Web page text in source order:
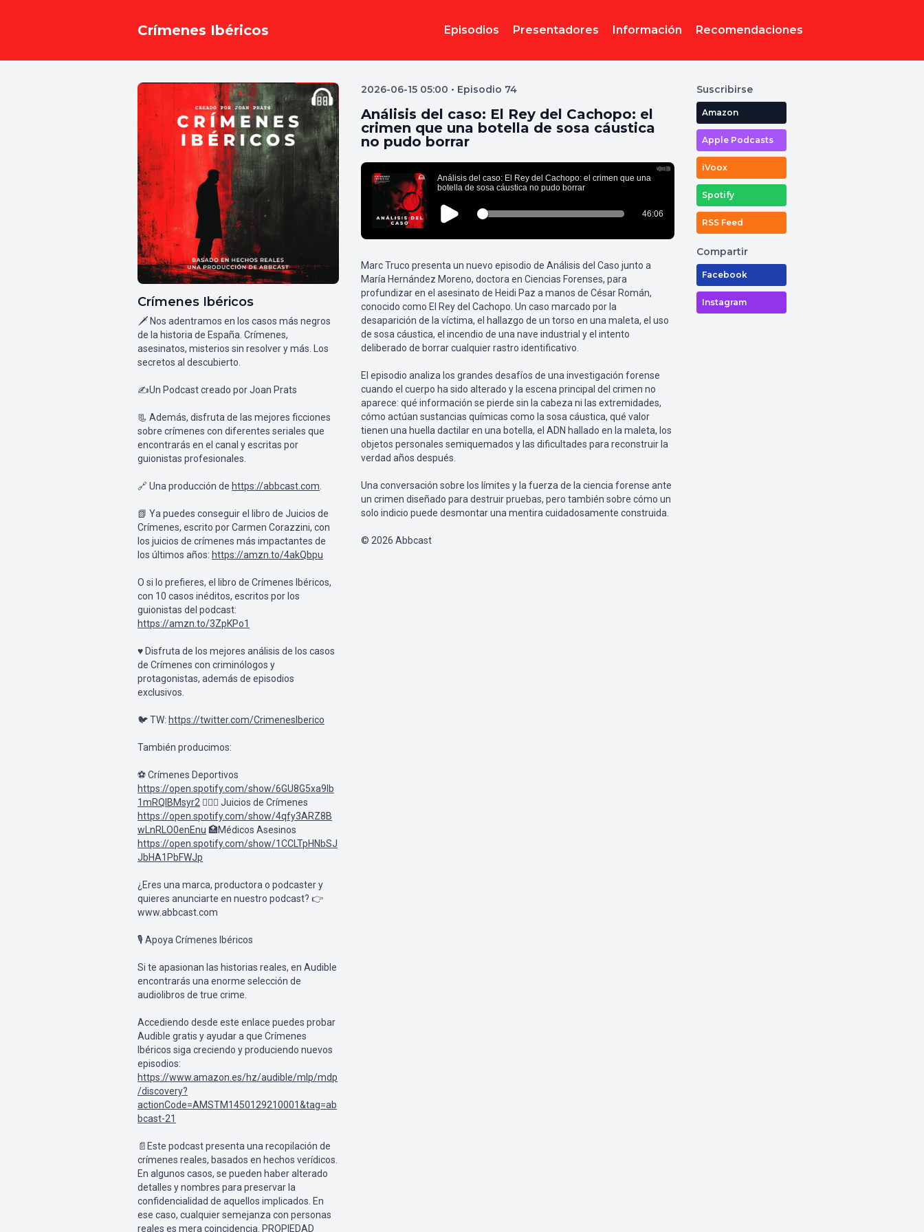
Crímenes Ibéricos Episodios Presentadores Información Recomendaciones
Crímenes Ibéricos
🗡️ Nos adentramos en los casos más negros
de la historia de España. Crímenes,
asesinatos, misterios sin resolver y más. Los
secretos al descubierto.
✍Un Podcast creado por Joan Prats
📃 Además, disfruta de las mejores ficciones
sobre crímenes con diferentes seriales que
encontrarás en el canal y escritas por
guionistas profesionales.
🔗 Una producción de https://abbcast.com.
📗 Ya puedes conseguir el libro de Juicios de
Crímenes, escrito por Carmen Corazzini, con
los juicios de crímenes más impactantes de
los últimos años: https://amzn.to/4akQbpu
O si lo prefieres, el libro de Crímenes Ibéricos,
con 10 casos inéditos, escritos por los
guionistas del podcast:
https://amzn.to/3ZpKPo1
♥️ Disfruta de los mejores análisis de los casos
de Crímenes con criminólogos y
protagonistas, además de episodios
exclusivos.
🐦 TW: https://twitter.com/CrimenesIberico
También producimos:
⚽ Crímenes Deportivos
https://open.spotify.com/show/6GU8G5xa9lb
1mRQlBMsyr2 👩🏼‍⚖️ Juicios de Crímenes
https://open.spotify.com/show/4qfy3ARZ8B
wLnRLO0enEnu 🏥Médicos Asesinos
https://open.spotify.com/show/1CCLTpHNbSJ
JbHA1PbFWJp
¿Eres una marca, productora o podcaster y
quieres anunciarte en nuestro podcast? 👉
www.abbcast.com
🎙 Apoya Crímenes Ibéricos
Si te apasionan las historias reales, en Audible
encontrarás una enorme selección de
audiolibros de true crime.
Accediendo desde este enlace puedes probar
Audible gratis y ayudar a que Crímenes
Ibéricos siga creciendo y produciendo nuevos
episodios:
https://www.amazon.es/hz/audible/mlp/mdp
/discovery?
actionCode=AMSTM1450129210001&tag=ab
bcast-21
📄Este podcast presenta una recopilación de
crímenes reales, basados en hechos verídicos.
En algunos casos, se pueden haber alterado
detalles y nombres para preservar la
confidencialidad de aquellos implicados. En
ese caso, cualquier semejanza con personas
reales es mera coincidencia. PROPIEDAD
2026-06-15 05:00 • Episodio 74
Análisis del caso: El Rey del Cachopo: el
crimen que una botella de sosa cáustica
no pudo borrar
Marc Truco presenta un nuevo episodio de Análisis del Caso junto a
María Hernández Moreno, doctora en Ciencias Forenses, para
profundizar en el asesinato de Heidi Paz a manos de César Román,
conocido como El Rey del Cachopo. Un caso marcado por la
desaparición de la víctima, el hallazgo de un torso en una maleta, el uso
de sosa cáustica, el incendio de una nave industrial y el intento
deliberado de borrar cualquier rastro identificativo.
El episodio analiza los grandes desafíos de una investigación forense
cuando el cuerpo ha sido alterado y la escena principal del crimen no
aparece: qué información se pierde sin la cabeza ni las extremidades,
cómo actúan sustancias químicas como la sosa cáustica, qué valor
tienen una huella dactilar en una botella, el ADN hallado en la maleta, los
objetos personales semiquemados y las dificultades para reconstruir la
verdad años después.
Una conversación sobre los límites y la fuerza de la ciencia forense ante
un crimen diseñado para destruir pruebas, pero también sobre cómo un
solo indicio puede desmontar una mentira cuidadosamente construida.
© 2026 Abbcast
Suscribirse
Amazon
Apple Podcasts
iVoox
Spotify
RSS Feed
Compartir
Facebook
Instagram